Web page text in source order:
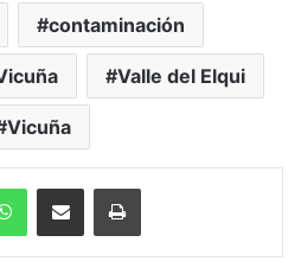
contaminación
Valle del Elqui
Vicuña